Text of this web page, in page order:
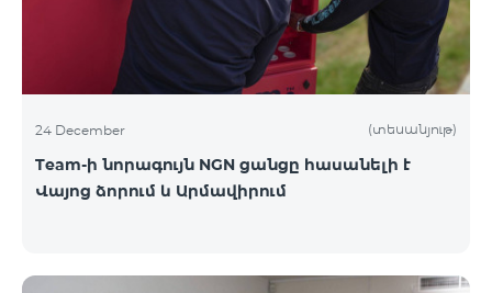
24 December (տեսանյութ)
Team-ի նորագույն NGN ցանցը հասանելի է
Վայոց ձորում և Արմավիրում